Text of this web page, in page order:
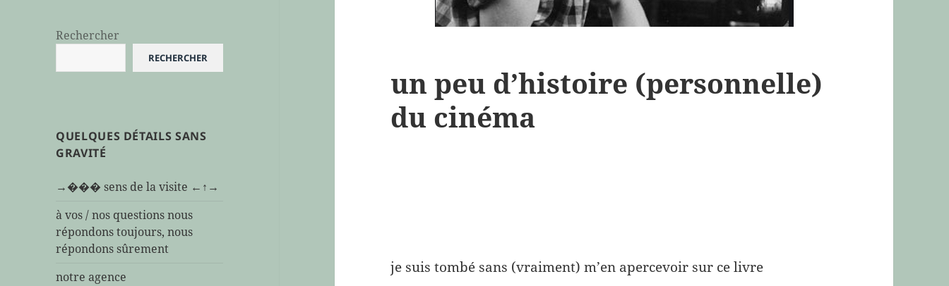
Rechercher
RECHERCHER
QUELQUES DÉTAILS SANS
GRAVITÉ
→��� sens de la visite ←↑→
à vos / nos questions nous
répondons toujours, nous
répondons sûrement
notre agence
un peu d’histoire (personnelle)
du cinéma
je suis tombé sans (vraiment) m’en apercevoir sur ce livre